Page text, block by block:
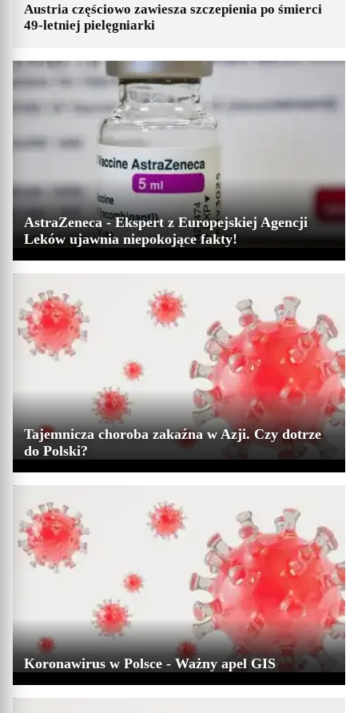
Austria częściowo zawiesza szczepienia po śmierci
49-letniej pielęgniarki
AstraZeneca - Ekspert z Europejskiej Agencji
Leków ujawnia niepokojące fakty!
Tajemnicza choroba zakaźna w Azji. Czy dotrze
do Polski?
Koronawirus w Polsce - Ważny apel GIS